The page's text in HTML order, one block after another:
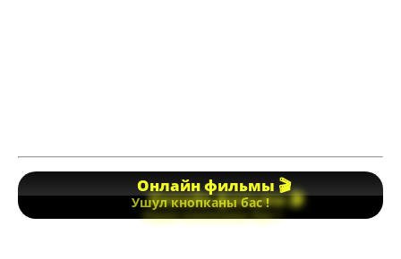
Онлайн фильмы 🎬
Ушул кнопканы бас !